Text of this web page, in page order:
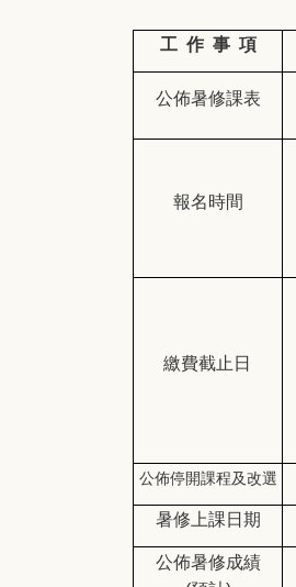
工 作 事 項
公佈暑修課表
報名時間
繳費截止日
公佈停開課程及改選
暑修上課日期
公佈暑修成績